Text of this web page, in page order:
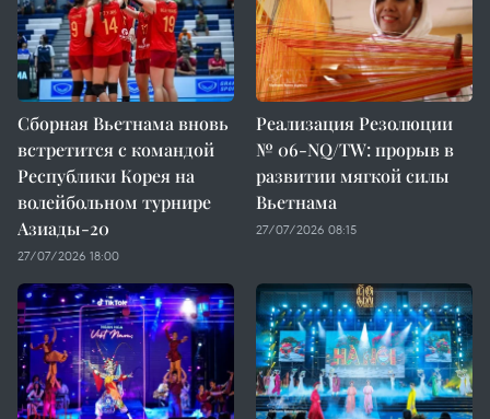
Сборная Вьетнама вновь
встретится с командой
Республики Корея на
волейбольном турнире
Азиады-20
27/07/2026 18:00
Реализация Резолюции
№ 06-NQ/TW: прорыв в
развитии мягкой силы
Вьетнама
27/07/2026 08:15